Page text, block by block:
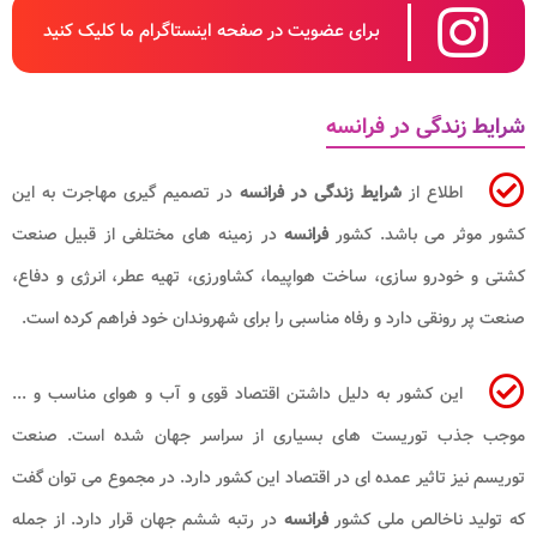
برای عضویت در صفحه اینستاگرام ما کلیک کنید
شرایط زندگی در فرانسه
اطلاع از شرایط زندگی در فرانسه در تصمیم گیری مهاجرت به این
کشور موثر می باشد. کشورفرانسهدر زمینه ‌های مختلفی از قبیل صنعت
کشتی و خودرو سازی، ساخت هواپیما، کشاورزی، تهیه عطر، انرژی و دفاع،
صنعت پر رونقی دارد و رفاه مناسبی را برای شهروندان خود فراهم کرده است.
این کشور به دلیل داشتن اقتصاد قوی و آب و هوای مناسب و ...
موجب جذب توریست های بسیاری از سراسر جهان شده است. صنعت
توریسم نیز تاثیر عمده ای در اقتصاد این کشور دارد. در مجموع می توان گفت
که تولید ناخالص ملی کشورفرانسهدر رتبه ششم جهان قرار دارد. از جمله